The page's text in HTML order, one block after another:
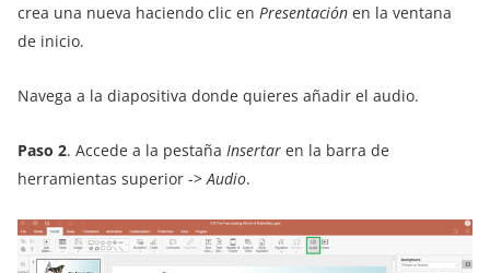
crea una nueva haciendo clic en Presentación en la ventana
de inicio.
Navega a la diapositiva donde quieres añadir el audio.
Paso 2. Accede a la pestaña Insertar en la barra de
herramientas superior -> Audio.